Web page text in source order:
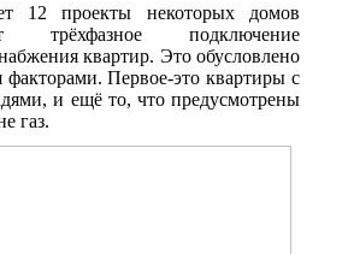
12 проекты некоторых домов
трёхфазное подключение
квартир. Это обусловлено
факторами. Первое-это квартиры с
и ещё то, что предусмотрены
газ.